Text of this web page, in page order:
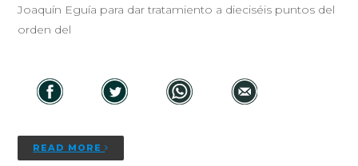
Joaquín Eguía para dar tratamiento a dieciséis puntos del
orden del
READ MORE